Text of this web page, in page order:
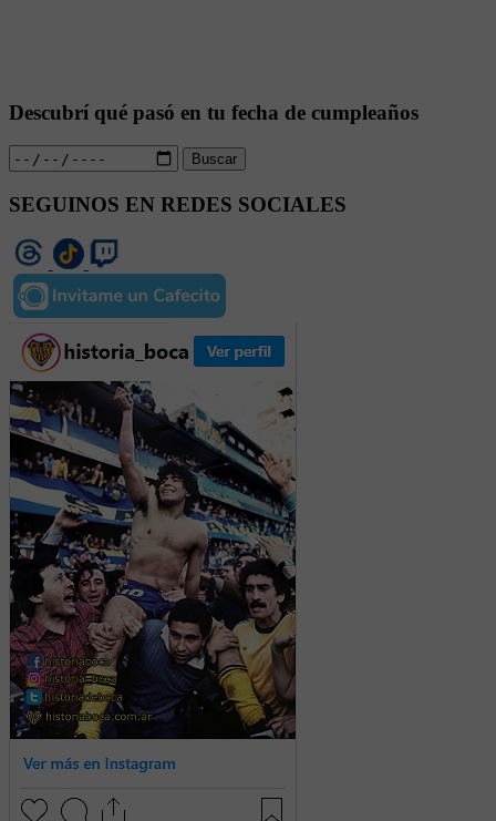
Descubrí qué pasó en tu fecha de cumpleaños
Buscar
SEGUINOS EN REDES SOCIALES